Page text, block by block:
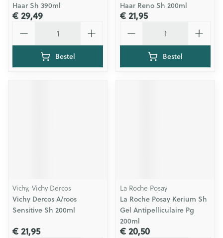
Haar Sh 390ml
€ 29,49
Bestel
Haar Reno Sh 200ml
€ 21,95
Bestel
Vichy, Vichy Dercos
Vichy Dercos A/roos
Sensitive Sh 200ml
€ 21,95
La Roche Posay
La Roche Posay Kerium Sh
Gel Antipelliculaire Pg
200ml
€ 20,50